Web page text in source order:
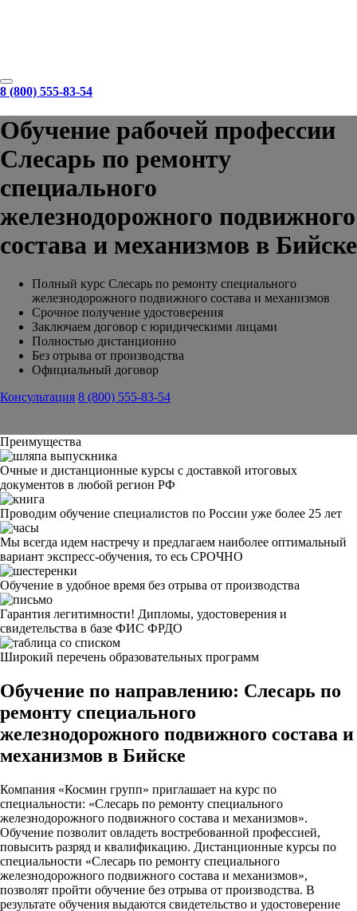
8 (800) 555-83-54
Обучение рабочей профессии
Слесарь по ремонту
специального
железнодорожного подвижного
состава и механизмов в Бийске
Полный курс Слесарь по ремонту специального
железнодорожного подвижного состава и механизмов
Срочное получение удостоверения
Заключаем договор с юридическими лицами
Полностью дистанционно
Без отрыва от производства
Официальный договор
Консультация 8 (800) 555-83-54
Преимущества
Очные и дистанционные курсы с доставкой итоговых
документов в любой регион РФ
Проводим обучение специалистов по России уже более 25 лет
Мы всегда идем настречу и предлагаем наиболее оптимальный
вариант экспресс-обучения, то есь СРОЧНО
Обучение в удобное время без отрыва от производства
Гарантия легитимности! Дипломы, удостоверения и
свидетельства в базе ФИС ФРДО
Широкий перечень образовательных программ
Обучение по направлению: Слесарь по
ремонту специального
железнодорожного подвижного состава и
механизмов в Бийске
Компания «Космин групп» приглашает на курс по
специальности: «Слесарь по ремонту специального
железнодорожного подвижного состава и механизмов».
Обучение позволит овладеть востребованной профессией,
повысить разряд и квалификацию. Дистанционные курсы по
специальности «Слесарь по ремонту специального
железнодорожного подвижного состава и механизмов»,
позволят пройти обучение без отрыва от производства. В
результате обучения выдаются свидетельство и удостоверение